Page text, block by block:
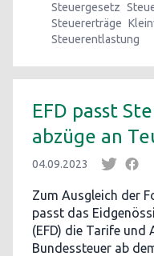
Steuergesetz
Steuererträge
Steuerentlastung
EFD passt
abzüge an
04.09.2023
Zum Ausgleich der
passt das
(EFD) die Tarife und
Bundessteuer ab